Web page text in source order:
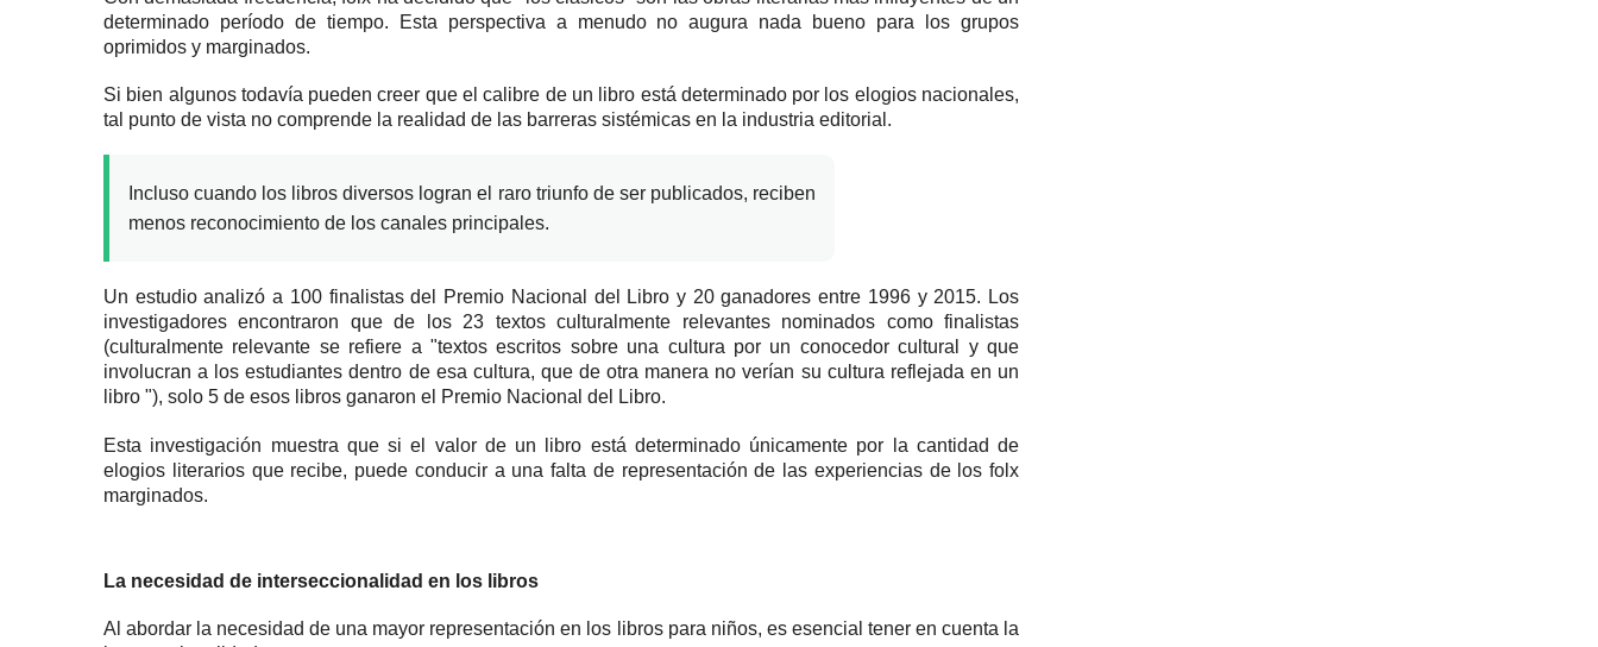
determinado período de tiempo.
Esta perspectiva a menudo no augura nada bueno para los grupos
oprimidos y marginados.
Si bien algunos todavía pueden creer que el calibre de un libro está determinado por los elogios nacionales,
tal punto de vista no comprende la realidad de las barreras sistémicas en la industria editorial.
Incluso cuando los libros diversos logran el raro triunfo de ser publicados, reciben
menos reconocimiento de los canales principales.
Un estudio analizó a 100 finalistas del Premio Nacional del Libro y 20 ganadores entre 1996 y 2015. Los
investigadores encontraron que de los 23 textos culturalmente relevantes nominados como finalistas
(culturalmente relevante se refiere a "textos escritos sobre una cultura por un conocedor cultural y que
involucran a los estudiantes dentro de esa cultura, que de otra manera no verían su cultura reflejada en un
libro "), solo 5 de esos libros ganaron el Premio Nacional del Libro.
Esta investigación muestra que si el valor de un libro está determinado únicamente por la cantidad de
elogios literarios que recibe, puede conducir a una falta de representación de las experiencias de los folx
marginados.
La necesidad de interseccionalidad en los libros
Al abordar la necesidad de una mayor representación en los libros para niños, es esencial tener en cuenta la